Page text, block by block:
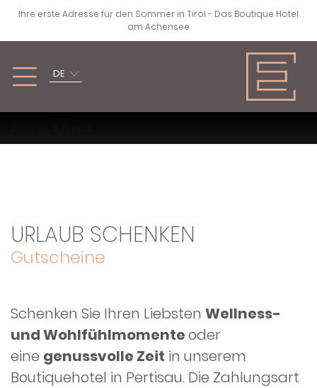
HERBST
WANDERN &
KLETTERN
WASSERSPORT
GOLF
LANGLAUFEN
DE
Ihre erste Adresse für den Sommer in Tirol - Das Boutique Hotel
am Achensee
URLAUB SCHENKEN
Gutscheine
Schenken Sie Ihren Liebsten Wellness-
und Wohlfühlmomenteoder
eine genussvolle Zeit in unserem
Boutiquehotel in Pertisau. Die Zahlungsart